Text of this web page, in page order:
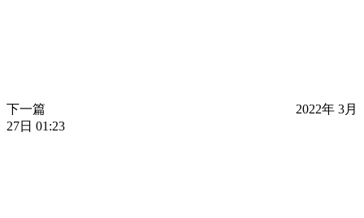
下一篇
2022年 3月
27日 01:23